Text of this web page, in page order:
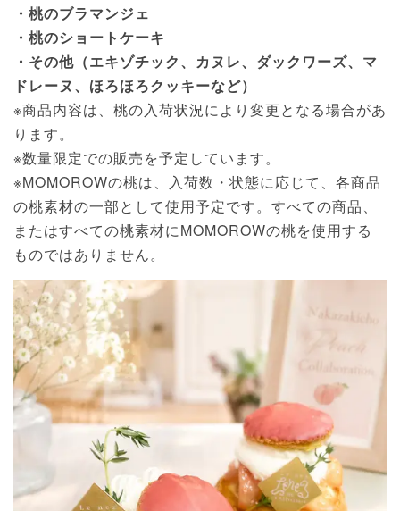
・桃のブラマンジェ
・桃のショートケーキ
・その他（エキゾチック、カヌレ、ダックワーズ、マ
ドレーヌ、ほろほろクッキーなど）
※商品内容は、桃の入荷状況により変更となる場合があ
ります。
※数量限定での販売を予定しています。
※MOMOROWの桃は、入荷数・状態に応じて、各商品
の桃素材の一部として使用予定です。すべての商品、
またはすべての桃素材にMOMOROWの桃を使用する
ものではありません。